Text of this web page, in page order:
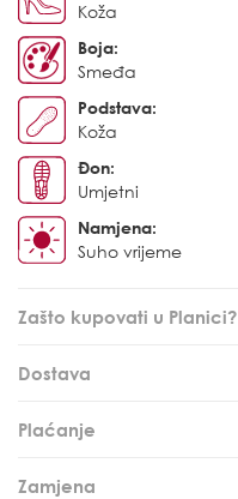
Koža
Boja:
Smeđa
Podstava:
Koža
Đon:
Umjetni
Namjena:
Suho vrijeme
Zašto kupovati u Planici?
Dostava
Plaćanje
Zamjena